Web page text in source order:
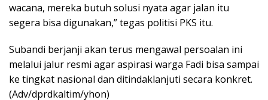
wacana, mereka butuh solusi nyata agar jalan itu
segera bisa digunakan,” tegas politisi PKS itu.
Subandi berjanji akan terus mengawal persoalan ini
melalui jalur resmi agar aspirasi warga Fadi bisa sampai
ke tingkat nasional dan ditindaklanjuti secara konkret.
(Adv/dprdkaltim/yhon)